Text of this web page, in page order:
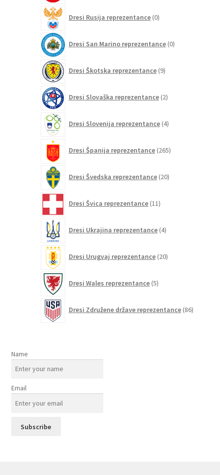
Dresi Rusija reprezentance 0izdelkov
Dresi San Marino reprezentance 0izdelkov
Dresi Škotska reprezentance 9izdelkov
Dresi Slovaška reprezentance 2izdelka
Dresi Slovenija reprezentance 4izdelki
Dresi Španija reprezentance 265izdelkov
Dresi Švedska reprezentance 20izdelkov
Dresi Švica reprezentance 11izdelkov
Dresi Ukrajina reprezentance 4izdelki
Dresi Urugvaj reprezentance 20izdelkov
Dresi Wales reprezentance 5izdelkov
Dresi Združene države reprezentance 86izdelkov
Name
Email